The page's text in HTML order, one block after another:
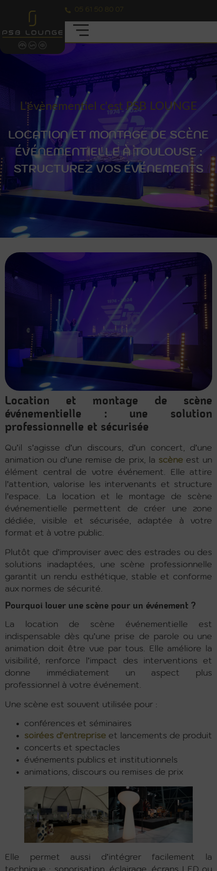
05 61 50 80 07
L'évènementiel c'est PSB LOUNGE
LOCATION ET MONTAGE DE SCÈNE
ÉVÉNEMENTIELLE À TOULOUSE :
STRUCTUREZ VOS ÉVÉNEMENTS
Location et montage de scène
événementielle : une solution
professionnelle et sécurisée
Qu’il s’agisse d’un discours, d’un concert, d’une
animation ou d’une remise de prix, la scèneest un
élément central de votre événement. Elle attire
l’attention, valorise les intervenants et structure
l’espace. La location et le montage de scène
événementielle permettent de créer une zone
dédiée, visible et sécurisée, adaptée à votre
format et à votre public.
Plutôt que d’improviser avec des estrades ou des
solutions inadaptées, une scène professionnelle
garantit un rendu esthétique, stable et conforme
aux normes de sécurité.
Pourquoi louer une scène pour un événement ?
La location de scène événementielle est
indispensable dès qu’une prise de parole ou une
animation doit être vue par tous. Elle améliore la
visibilité, renforce l’impact des interventions et
donne immédiatement un aspect plus
professionnel à votre événement.
Une scène est souvent utilisée pour :
conférences et séminaires
soirées d’entreprise et lancements de produit
concerts et spectacles
événements publics et institutionnels
animations, discours ou remises de prix
Elle permet aussi d’intégrer facilement la
technique : sonorisation, éclairage, écrans LED ou